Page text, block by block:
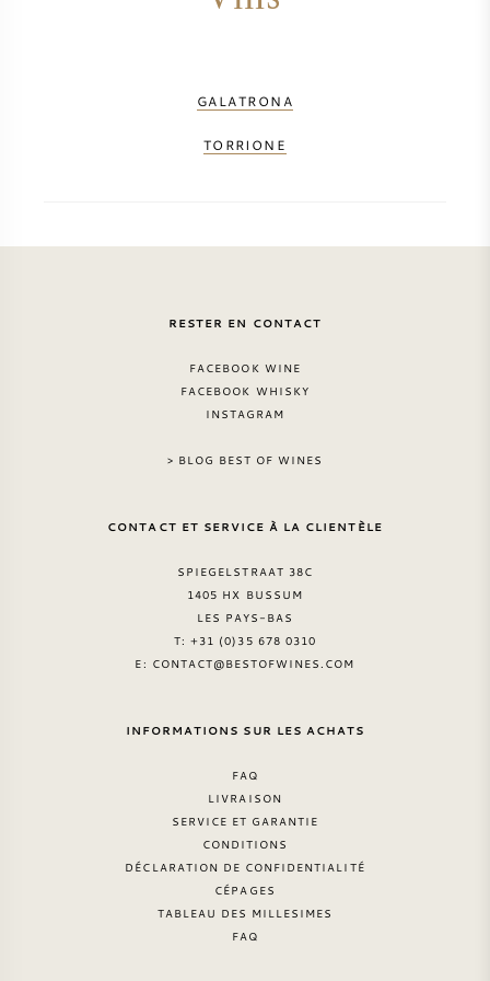
GALATRONA
TORRIONE
RESTER EN CONTACT
FACEBOOK WINE
FACEBOOK WHISKY
INSTAGRAM
> BLOG BEST OF WINES
CONTACT ET SERVICE À LA CLIENTÈLE
SPIEGELSTRAAT 38C
1405 HX BUSSUM
LES PAYS-BAS
T: +31 (0)35 678 0310
E: CONTACT@BESTOFWINES.COM
INFORMATIONS SUR LES ACHATS
FAQ
LIVRAISON
SERVICE ET GARANTIE
CONDITIONS
DÉCLARATION DE CONFIDENTIALITÉ
CÉPAGES
TABLEAU DES MILLESIMES
FAQ